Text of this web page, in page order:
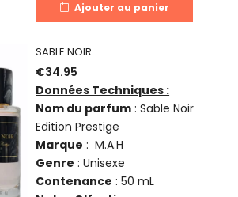
Ajouter au panier
SABLE NOIR
€34.95
Données Techniques :
Nom du parfum : Sable Noir
Edition Prestige
Marque : M.A.H
Genre : Unisexe
Contenance : 50 mL